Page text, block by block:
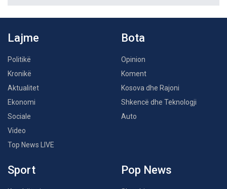
Lajme
Politikë
Kronikë
Aktualitet
Ekonomi
Sociale
Video
Top News LIVE
Bota
Opinion
Koment
Kosova dhe Rajoni
Shkencë dhe Teknologji
Auto
Sport Pop News